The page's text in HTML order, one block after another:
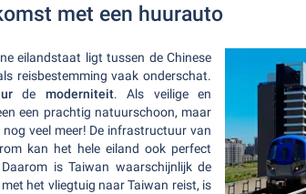
met een huurauto
eilandstaat ligt tussen de Chinese
reisbestemming vaak onderschat.
de moderniteit. Als veilige en
een prachtig natuurschoon, maar
nog veel meer! De infrastructuur van
kan het hele eiland ook perfect
is Taiwan waarschijnlijk de
het vliegtuig naar Taiwan reist, is